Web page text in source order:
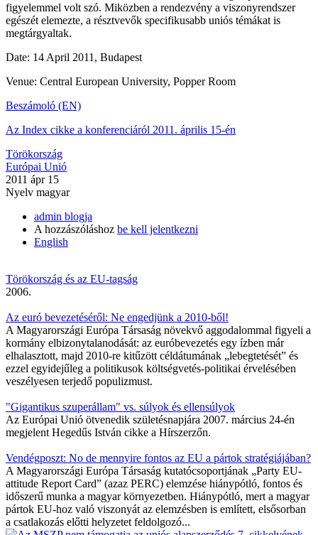
figyelemmel volt szó. Miközben a rendezvény a viszonyrendszer
egészét elemezte, a résztvevők specifikusabb uniós témákat is
megtárgyaltak.
Date: 14 April 2011, Budapest
Venue: Central European University, Popper Room
Beszámoló (EN)
Az Index cikke a konferenciáról 2011. április 15-én
Törökország
Európai Unió
2011 ápr 15
Nyelv magyar
admin blogja
A hozzászóláshoz be kell jelentkezni
English
Törökország és az EU-tagság
2006.
Az euró bevezetéséről: Ne engedjünk a 2010-ből!
A Magyarországi Európa Társaság növekvő aggodalommal figyeli a
kormány elbizonytalanodását: az euróbevezetés egy ízben már
elhalasztott, majd 2010-re kitűzött céldátumának „lebegtetését” és
ezzel egyidejűleg a politikusok költségvetés-politikai érvelésében
veszélyesen terjedő populizmust.
"Gigantikus szuperállam" vs. súlyok és ellensúlyok
Az Európai Unió ötvenedik születésnapjára 2007. március 24-én
megjelent Hegedűs István cikke a Hírszerzőn.
Vendégposzt: No de mennyire fontos az EU a pártok stratégiájában?
A Magyarországi Európa Társaság kutatócsoportjának „Party EU-
attitude Report Card” (azaz PERC) elemzése hiánypótló, fontos és
időszerű munka a magyar környezetben. Hiánypótló, mert a magyar
pártok EU-hoz való viszonyát az elemzésben is említett, elsősorban
a csatlakozás előtti helyzetet feldolgozó...